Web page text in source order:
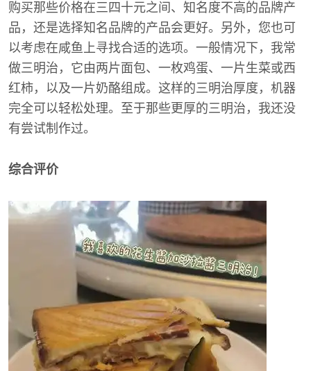
购买那些价格在三四十元之间、知名度不高的品牌产
品，还是选择知名品牌的产品会更好。另外，您也可
以考虑在咸鱼上寻找合适的选项。一般情况下，我常
做三明治，它由两片面包、一枚鸡蛋、一片生菜或西
红柿，以及一片奶酪组成。这样的三明治厚度，机器
完全可以轻松处理。至于那些更厚的三明治，我还没
有尝试制作过。
综合评价